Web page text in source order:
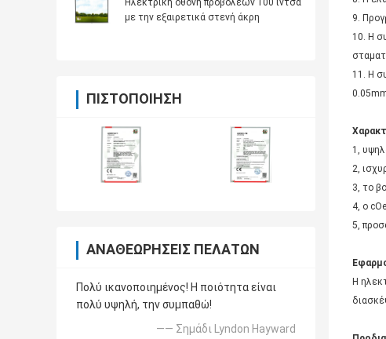
Ηλεκτρική οθόνη προβολέων 100 ίντσα
με την εξαιρετικά στενή άκρη
ΠΙΣΤΟΠΟΊΗΣΗ
ΑΝΑΘΕΩΡΉΣΕΙΣ ΠΕΛΑΤΏΝ
Πολύ ικανοποιημένος! Η ποιότητα είναι
πολύ υψηλή, την συμπαθώ!
—— Σημάδι Lyndon Hayward
9.
10. Η
11. Η
1,
2,
3, το
4, ο
5,
Η